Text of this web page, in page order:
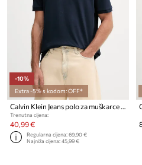
-10%
Extra -5% s kodom: OFF*
Trenutna cijena:
40,99 €
Regularna cijena:69,90 €
Najniža cijena:45,99 €